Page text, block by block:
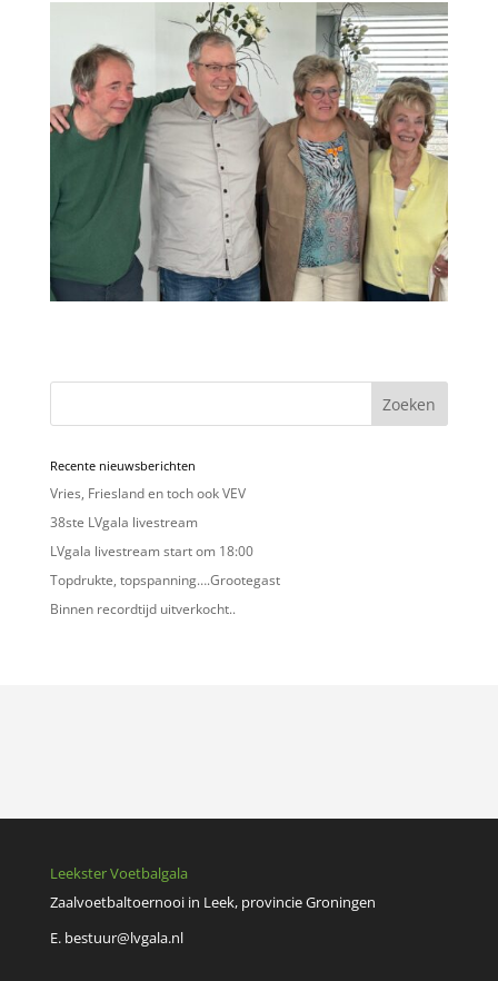
Zoeken
Recente nieuwsberichten
Vries, Friesland en toch ook VEV
38ste LVgala livestream
LVgala livestream start om 18:00
Topdrukte, topspanning….Grootegast
Binnen recordtijd uitverkocht..
Leekster Voetbalgala
Zaalvoetbaltoernooi in Leek, provincie Groningen
E. bestuur@lvgala.nl